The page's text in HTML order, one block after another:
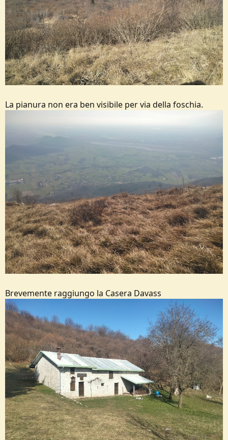
La pianura non era ben visibile per via della foschia.
Brevemente raggiungo la Casera Davass